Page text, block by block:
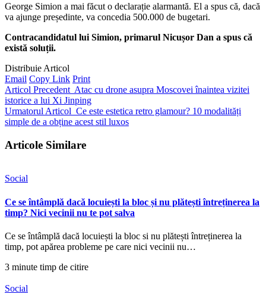
George Simion a mai făcut o declarație alarmantă. El a spus că, dacă
va ajunge președinte, va concedia 500.000 de bugetari.
Contracandidatul lui Simion, primarul Nicușor Dan a spus că
există soluții.
Distribuie Articol
Email Copy Link Print
Articol Precedent Atac cu drone asupra Moscovei înaintea vizitei
istorice a lui Xi Jinping
Urmatorul Articol Ce este estetica retro glamour? 10 modalități
simple de a obține acest stil luxos
Articole Similare
Social
Ce se întâmplă dacă locuiești la bloc și nu plătești întreținerea la
timp? Nici vecinii nu te pot salva
Ce se întâmplă dacă locuiești la bloc si nu plătești întreținerea la
timp, pot apărea probleme pe care nici vecinii nu…
3 minute timp de citire
Social